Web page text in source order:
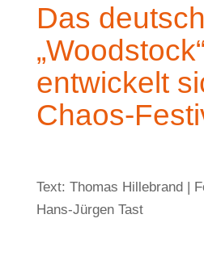
Das
„Woodstock“
entwickelt
Chaos-
Text: Thomas Hillebrand |
Hans-Jürgen Tast